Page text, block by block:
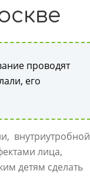
проводят
его
внутриутробной
лица,
детям сделать